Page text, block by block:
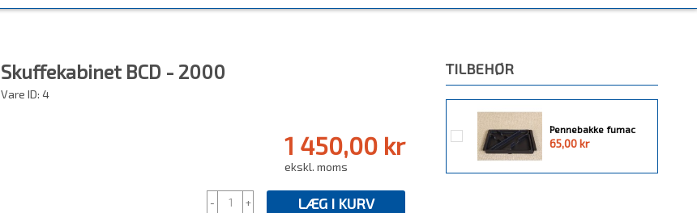
Skuffekabinet BCD - 2000
Vare ID: 4
1 450,00 kr
ekskl. moms
- + LÆG I KURV
TILBEHØR
Pennebakke fumac
65,00 kr